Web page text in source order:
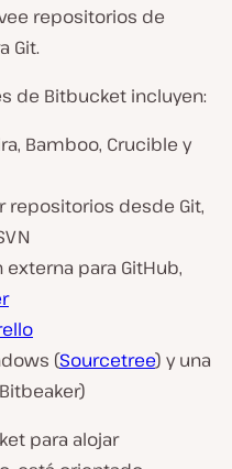
repositorios de
Git.
de Bitbucket incluyen:
Bamboo, Crucible y
repositorios desde Git,
para GitHub,
(Sourcetree) y una
para alojar